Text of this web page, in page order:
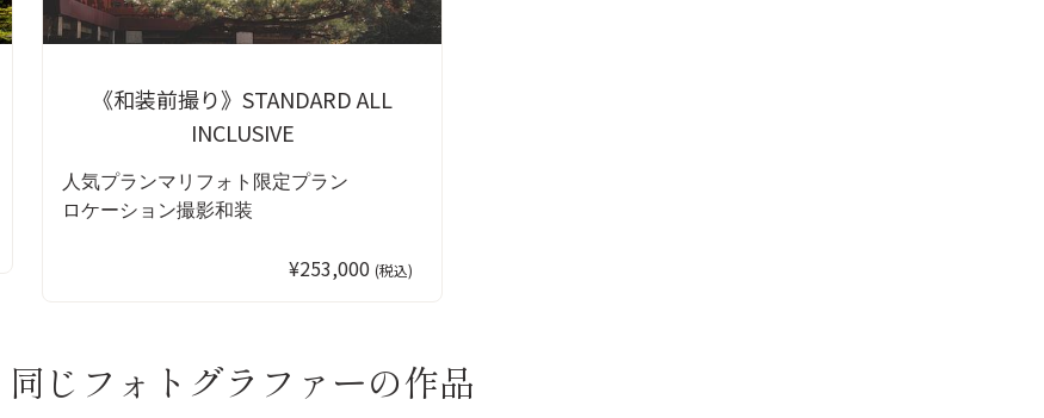
《和装前撮り》STANDARD ALL
INCLUSIVE
人気プランマリフォト限定プラン
ロケーション撮影和装
¥253,000 (税込)
同じフォトグラファーの作品